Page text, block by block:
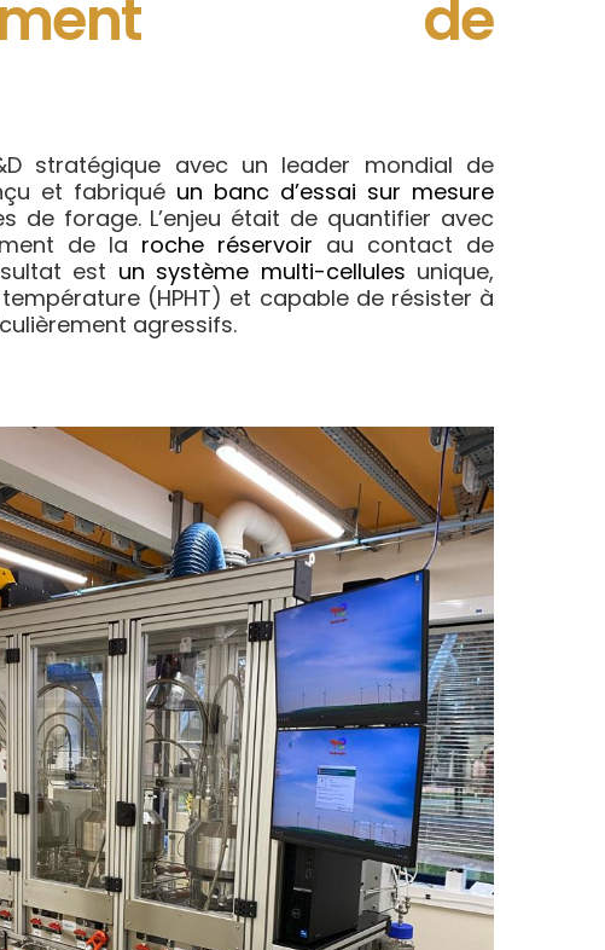
de
stratégique avec un leader mondial de
et fabriqué un banc d’essai sur mesure
de forage. L’enjeu était de quantifier avec
de la roche réservoir au contact de
est un système multi-cellules unique,
(HPHT) et capable de résister à
agressifs.